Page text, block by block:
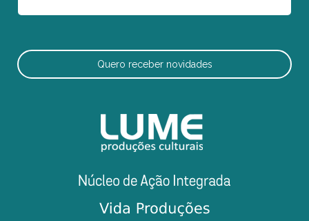
Quero receber novidades